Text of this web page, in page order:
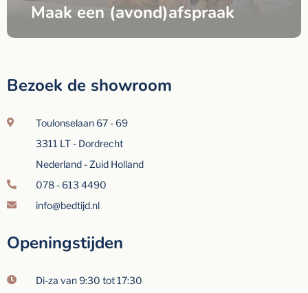
Maak een (avond)afspraak
Bezoek de showroom
Toulonselaan 67 - 69
3311 LT - Dordrecht
Nederland - Zuid Holland
078 - 613 4490
info@bedtijd.nl
Openingstijden
Di-za van 9:30 tot 17:30